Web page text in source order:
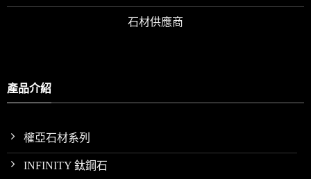
內裝地坪
石材供應商
產品介紹
權亞石材系列
INFINITY 鈦鋼石